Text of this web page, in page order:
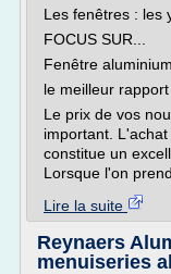
Les fenêtres : les
FOCUS SUR...
Fenêtre
le meilleur
Le prix de vos
important.
constitue un
Lorsque l'on
Lire la suite
Reynaers
menuiseries